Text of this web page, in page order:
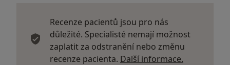
Recenze pacientů jsou pro nás
důležité. Specialisté nemají možnost
zaplatit za odstranění nebo změnu
recenze pacienta. Další informace.